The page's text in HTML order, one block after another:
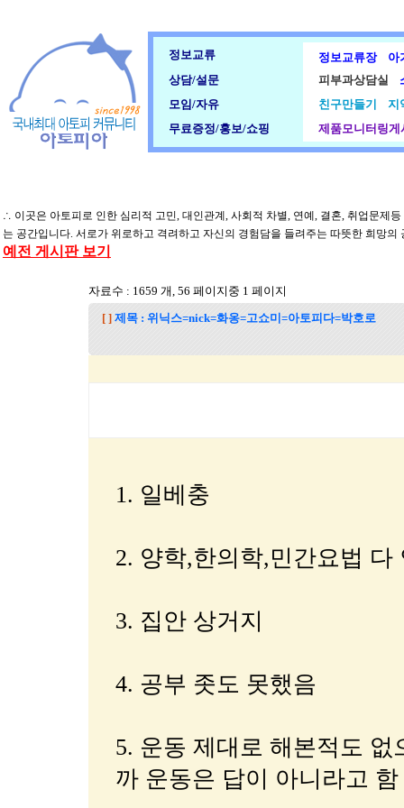
정보교류 정보교류장
아
상담/설문
피부과상담실
모임/자유
친구만들기
지
무료증정/홍보/쇼핑
제품모니터링게
∴ 이곳은 아토피로 인한 심리적 고민, 대인관계, 사회적 차별, 연예, 결혼, 취업문제
는 공간입니다. 서로가 위로하고 격려하고 자신의 경험담을 들려주는 따뜻한 희망
예전 게시판 보기
자료수 : 1659 개, 56 페이지중 1 페이지
[ ] 제목 : 위닉스=nick=화옹=고쇼미=아토피다=박호로
1. 일베충
2. 양학,한의학,민간요법
3. 집안 상거지
4. 공부 좃도 못했음
5. 운동 제대로 해본적도
까 운동은 답이 아니라고 함